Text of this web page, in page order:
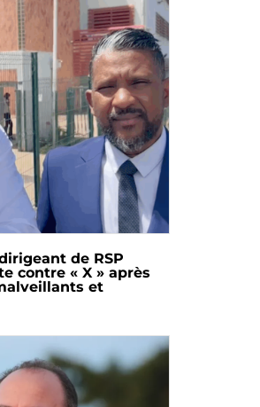
de RSP
contre « X » après
et